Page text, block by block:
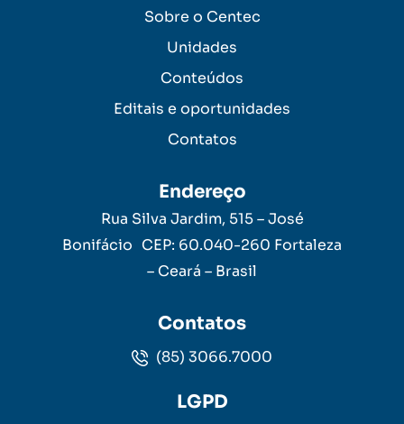
Sobre o Centec
Unidades
Conteúdos
Editais e oportunidades
Contatos
Endereço
Rua Silva Jardim, 515 – José
Bonifácio CEP: 60.040-260 Fortaleza
– Ceará – Brasil
Contatos
(85) 3066.7000
LGPD